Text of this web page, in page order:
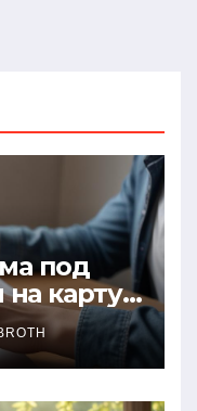
под
карту
порядок,